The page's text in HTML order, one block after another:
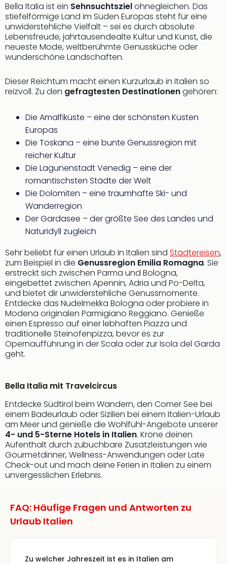
Bella Italia ist ein Sehnsuchtszielohnegleichen. Das
stiefelförmige Land im Süden Europas steht für eine
unwiderstehliche Vielfalt – sei es durch absolute
Lebensfreude, jahrtausendealte Kultur und Kunst, die
neueste Mode, weltberühmte Genussküche oder
wunderschöne Landschaften.
Dieser Reichtum macht einen Kurzurlaub in Italien so
reizvoll. Zu den gefragtesten Destinationengehören:
Die Amalfiküste – eine der schönsten Küsten
Europas
Die Toskana – eine bunte Genussregion mit
reicher Kultur
Die Lagunenstadt Venedig – eine der
romantischsten Städte der Welt
Die Dolomiten – eine traumhafte Ski- und
Wanderregion
Der Gardasee – der größte See des Landes und
Naturidyll zugleich
Sehr beliebt für einen Urlaub in Italien sind Städtereisen,
zum Beispiel in die Genussregion Emilia Romagna. Sie
erstreckt sich zwischen Parma und Bologna,
eingebettet zwischen Apennin, Adria und Po-Delta,
und bietet dir unwiderstehliche Genussmomente.
Entdecke das Nudelmekka Bologna oder probiere in
Modena originalen Parmigiano Reggiano. Genieße
einen Espresso auf einer lebhaften Piazza und
traditionelle Steinofenpizza, bevor es zur
Opernaufführung in der Scala oder zur Isola del Garda
geht.
Bella Italia mit Travelcircus
Entdecke Südtirol beim Wandern, den Comer See bei
einem Badeurlaub oder Sizilien bei einem Italien-Urlaub
am Meer und genieße die Wohlfühl-Angebote unserer
4- und 5-Sterne Hotels in Italien. Kröne deinen
Aufenthalt durch zubuchbare Zusatzleistungen wie
Gourmetdinner, Wellness-Anwendungen oder Late
Check-out und mach deine Ferien in Italien zu einem
unvergesslichen Erlebnis.
FAQ: Häufige Fragen und Antworten zu
Urlaub Italien
Zu welcher Jahreszeit ist es in Italien am